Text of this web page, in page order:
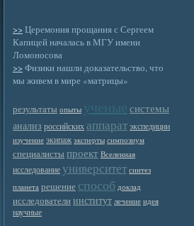
>> Церемония прощания с Сергеем
Капицей началась в МГУ имени
Ломоносова
>> Физики нашли доказательство, что
мы живем в мире «матрицы»
результаты опыты ученые системы
анализ российских аппарат экспедиции
изучение экипаж эксперты симпозиум
специалисты проект Вселенная
исследование университет синтез
планета решение способ доклад
исследователиинститут лечение идея
научные